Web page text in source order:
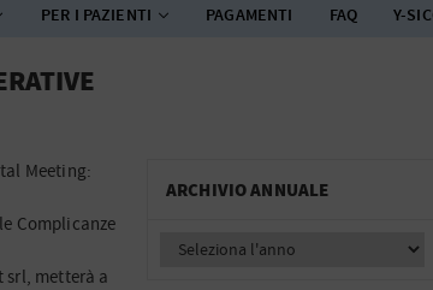
PER I PAZIENTI PAGAMENTI FAQ Y-
Meeting:
Complicanze
srl, metterà a
ARCHIVIO ANNUALE